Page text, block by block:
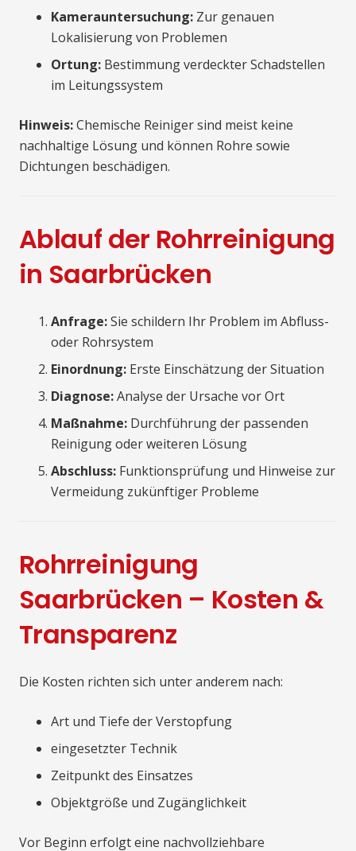
Kamerauntersuchung: Zur genauen
Lokalisierung von Problemen
Ortung: Bestimmung verdeckter Schadstellen
im Leitungssystem
Hinweis:Chemische Reiniger sind meist keine
nachhaltige Lösung und können Rohre sowie
Dichtungen beschädigen.
Ablauf der Rohrreinigung
in Saarbrücken
Anfrage:Sie schildern Ihr Problem im Abfluss-
oder Rohrsystem
Einordnung: Erste Einschätzung der Situation
Diagnose:Analyse der Ursache vor Ort
Maßnahme: Durchführung der passenden
Reinigung oder weiteren Lösung
Abschluss: Funktionsprüfung und Hinweise zur
Vermeidung zukünftiger Probleme
Rohrreinigung
Saarbrücken – Kosten &
Transparenz
Die Kosten richten sich unter anderem nach:
Art und Tiefe der Verstopfung
eingesetzter Technik
Zeitpunkt des Einsatzes
Objektgröße und Zugänglichkeit
Vor Beginn erfolgt eine nachvollziehbare